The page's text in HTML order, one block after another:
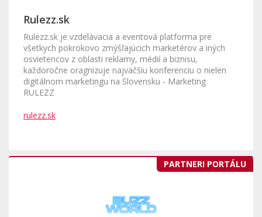
Rulezz.sk
Rulezz.sk je vzdelávacia a eventová platforma pre
všetkych pokrokovo zmýšľajúcich marketérov a iných
osvietencov z oblasti reklamy, médií a biznisu,
každoročne oragnizuje najväčšiu konferenciu o nielen
digitálnom marketingu na Slovensku - Marketing
RULEZZ
rulezz.sk
PARTNERI PORTÁLU